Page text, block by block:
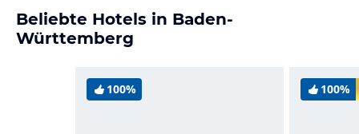
Beliebte Hotels in Baden-
Württemberg
100% 100%